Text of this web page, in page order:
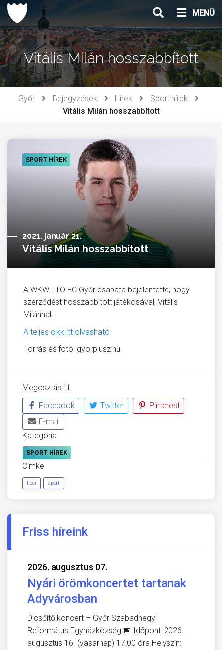
Ugrás
tartalomhoz
MENÜ
Vitális Milán hosszabbított
Győr Bejegyzések Hírek
Sport hírek
Vitális Milán hosszabbított
SPORT HÍREK
2021. január 21.
Vitális Milán hosszabbított
A WKW ETO FC Győr csapata bejelentette, hogy
szerződést hosszabbított játékosával, Vitális
Milánnal.
A teljes cikk itt olvasható
Forrás és fotó: gyorplusz.hu
Megosztás itt:
Facebook
Twitter
Pinterest
E-mail
Kategória
SPORT HÍREK
Címke
Foci sport
Friss híreink
2026. augusztus 07.
Nyári örömkoncertet tartanak
Adyvárosban
Dicsőítő koncert – Győr-Szabadhegyi
Református Egyházközség 📅 Időpont: 2026.
augusztus 16. (vasárnap) 17:00 óra Helyszín: